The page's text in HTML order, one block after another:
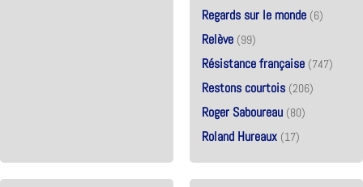
Regards sur le monde (6)
Relève (99)
Résistance française (747)
Restons courtois (206)
Roger Saboureau (80)
Roland Hureaux (17)